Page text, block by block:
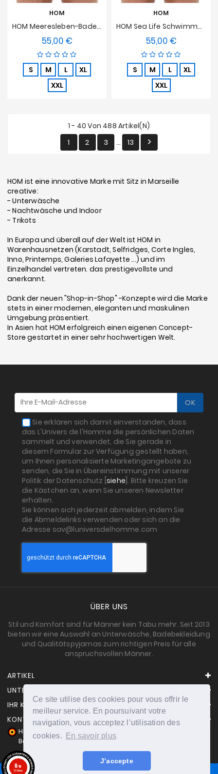
Ce site utilise des cookies pour vous offrir le
meilleur service. En poursuivant votre
navigation, vous acceptez l’utilisation des
cookies.
En savoir plus
J’accepte
HOM
HOM Meeresleben-Badehose - Türkis
55,00 €Preis
S M L
XL
XXL
HOM
HOM Sea Life Schwimmboxershorts - Orange
55,00 €Preis
S M L
XL
XXL
1 - 40 Von 488 Artikel(n)
1 2 3 … 13 
HOM ist eine innovative Marke mit Sitz in Marseille
creative:
- Unterwäsche
- Nachtwäsche und Indoor
- Trikots
In Europa und überall auf der Welt ist HOM in
Warenhausnetzen (Karstadt, Selfridges, Corte Ingles,
Inno, Printemps, Galeries Lafayette ...) und im
Einzelhandel vertreten. das prestigevollste und
anerkannt.
Dank der neuen "Shop-in-Shop" -Konzepte wird die Marke
stets in einer modernen, eleganten und maskulinen
Umgebung präsentiert.
In Asien hat HOM erfolgreich einen eigenen Concept-
Store gestartet in einer sehr hochwertigen Welt.
Sie erklären sich damit einverstanden, dass
das L'Univers de l'Homme die persönlichen Daten
sammelt und verwendet, die Sie gerade in
diesem Formular zur Verfügung gestellt haben,
um Ihnen personalisierte Marketingangebote zu
senden, die Sie in Übereinstimmung mit unserer
Politik der Datenschutz [ siehe ]. Bitte kreuzen Sie
die Kästchen an, wenn Sie unseren Newsletter
erhalten.
Sie können sich jederzeit abmelden, indem Sie
die Abmeldelinks verwenden oder sich an die
Adresse sav@luniversdelhomme.com
ÜBER UNS
Stil und Komfort sind für Männer kein Tabu mehr. Seit 2013
bieten wir eine Auswahl an Unterwäsche, Badebekleidung
und Qualitätspyjamas zum richtigen Preis für alle
anspruchsvollen Männer.
ARTIKEL
UNTERNEHMEN
IHR KONTO
KONTAKT
Händler zugelassen von Gesellschaft für Garantierte
Bewertungen, Klicken Sie hier.
8/10
23 Noten